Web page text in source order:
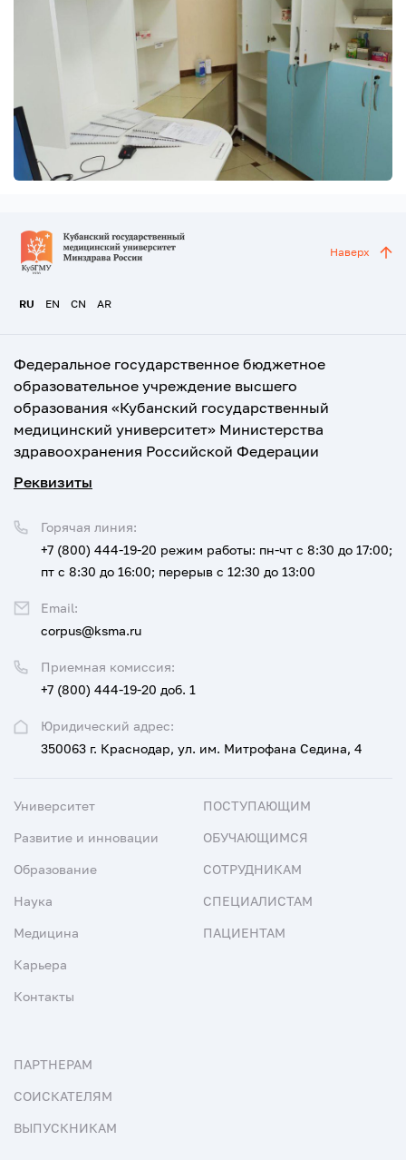
RU EN CN AR
Наверх
Федеральное государственное бюджетное
образовательное учреждение высшего
образования «Кубанский государственный
медицинский университет» Министерства
здравоохранения Российской Федерации
Реквизиты
Юридический адрес:
350063 г. Краснодар, ул. им. Митрофана Седина, 4
Приемная комиссия:
+7 (800) 444-19-20 доб. 1
Горячая линия:
+7 (800) 444-19-20 режим работы: пн-чт с 8:30 до 17:00;
пт с 8:30 до 16:00; перерыв с 12:30 до 13:00
Email:
corpus@ksma.ru
Университет
Развитие и инновации
Образование
Наука
Медицина
Карьера
Контакты
ПОСТУПАЮЩИМ
ОБУЧАЮЩИМСЯ
СОТРУДНИКАМ
СПЕЦИАЛИСТАМ
ПАЦИЕНТАМ
ПАРТНЕРАМ
СОИСКАТЕЛЯМ
ВЫПУСКНИКАМ